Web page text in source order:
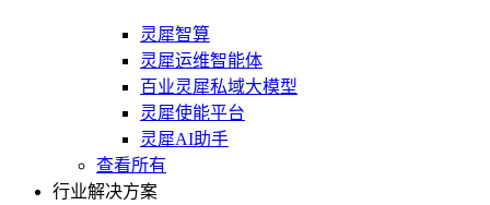
灵犀智算
灵犀运维智能体
百业灵犀私域大模型
灵犀使能平台
灵犀AI助手
查看所有
行业解决方案